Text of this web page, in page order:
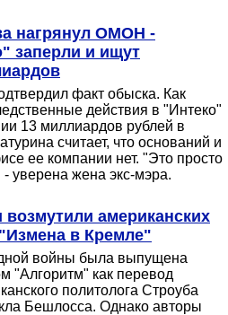
нагрянул ОМОН -
заперли и ищут
факт обыска. Как
действия в "Интеко"
13 миллиардов рублей в
считает, что оснований и
ее компании нет. "Это просто
уверена жена экс-мэра.
возмутили американских
в Кремле"
войны была выпущена
"Алгоритм" как перевод
политолога Строуба
Бешлосса. Однако авторы